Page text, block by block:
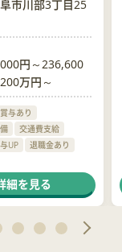
市川部3丁目25
円～236,600
万円～
与あり
交通費支給
UP
退職金あり
相談窓口あり
細を見る